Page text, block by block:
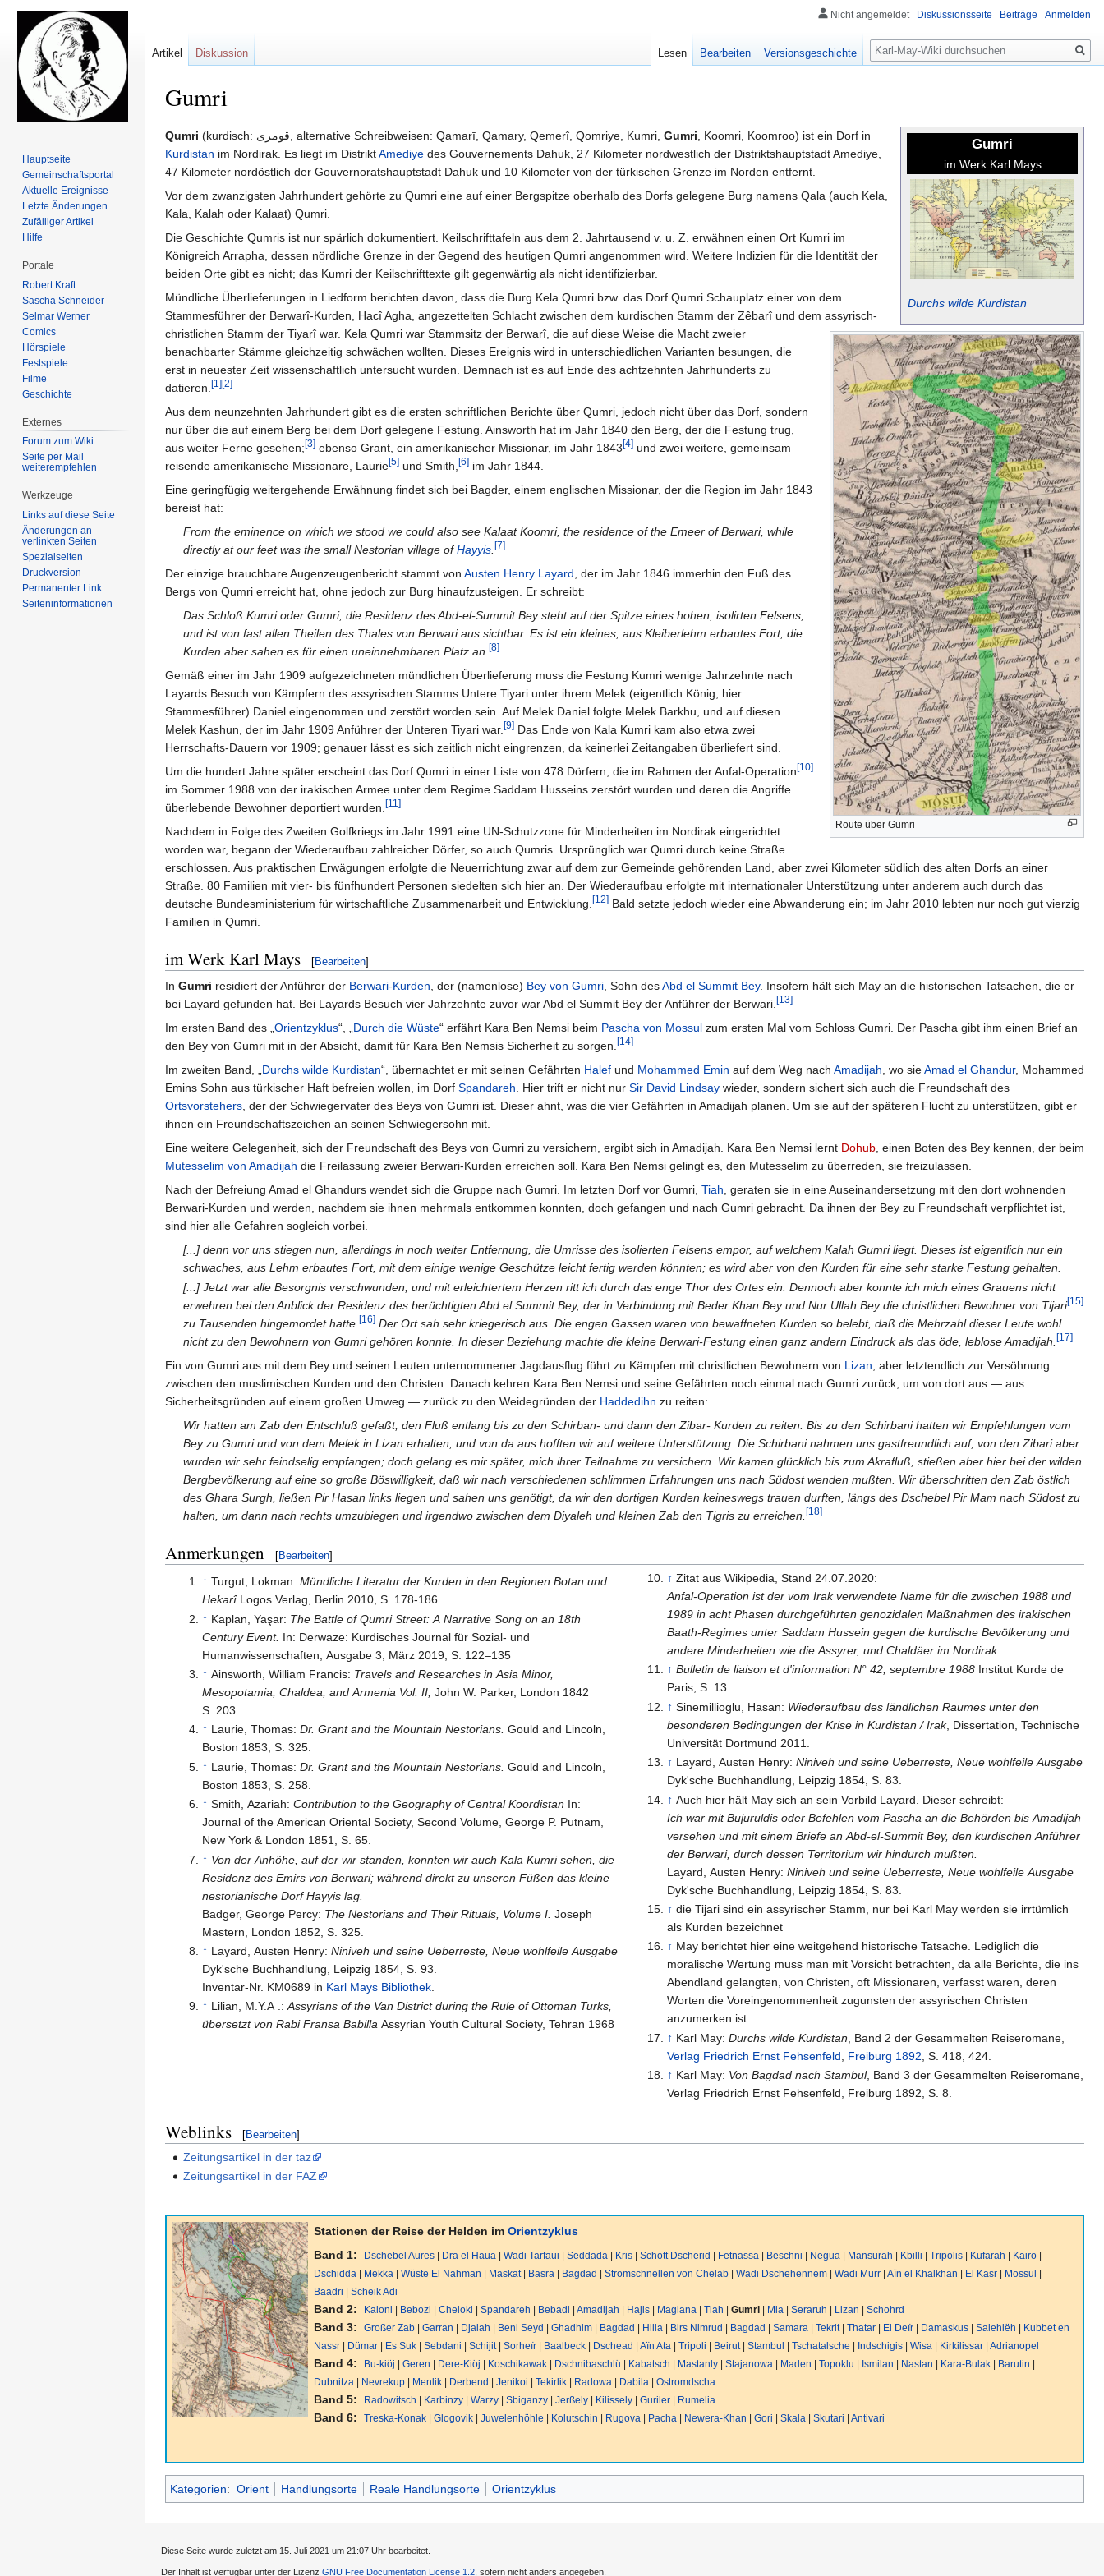
Gumri
Zur
Navigation
springen
Zur
Suche
springen
Gumri
im Werk Karl Mays
Durchs wilde Kurdistan
Route über Gumri
Qumri (kurdisch: قومرى, alternative Schreibweisen: Qamarī, Qamary, Qemerî, Qomriye, Kumri, Gumri, Koomri, Koomroo) ist ein Dorf in
Kurdistan im Nordirak. Es liegt im DistriktAmediye des Gouvernements Dahuk, 27 Kilometer nordwestlich der Distriktshauptstadt Amediye,
47 Kilometer nordöstlich der Gouvernoratshauptstadt Dahuk und 10 Kilometer von der türkischen Grenze im Norden entfernt.
Vor dem zwanzigsten Jahrhundert gehörte zu Qumri eine auf einer Bergspitze oberhalb des Dorfs gelegene Burg namens Qala (auch Kela,
Kala, Kalah oder Kalaat) Qumri.
Die Geschichte Qumris ist nur spärlich dokumentiert. Keilschrifttafeln aus dem 2. Jahrtausend v. u. Z. erwähnen einen Ort Kumri im
Königreich Arrapha, dessen nördliche Grenze in der Gegend des heutigen Qumri angenommen wird. Weitere Indizien für die Identität der
beiden Orte gibt es nicht; das Kumri der Keilschrifttexte gilt gegenwärtig als nicht identifizierbar.
Mündliche Überlieferungen in Liedform berichten davon, dass die Burg Kela Qumri bzw. das Dorf Qumri Schauplatz einer von dem
Stammesführer der Berwarî-Kurden, Hacî Agha, angezettelten Schlacht zwischen dem kurdischen Stamm der Zêbarî und dem assyrisch-
christlichen Stamm der Tiyarî war. Kela Qumri war Stammsitz der Berwarî, die auf diese Weise die Macht zweier
benachbarter Stämme gleichzeitig schwächen wollten. Dieses Ereignis wird in unterschiedlichen Varianten besungen, die
erst in neuester Zeit wissenschaftlich untersucht wurden. Demnach ist es auf Ende des achtzehnten Jahrhunderts zu
datieren.[1][2]
Aus dem neunzehnten Jahrhundert gibt es die ersten schriftlichen Berichte über Qumri, jedoch nicht über das Dorf, sondern
nur über die auf einem Berg bei dem Dorf gelegene Festung. Ainsworth hat im Jahr 1840 den Berg, der die Festung trug,
aus weiter Ferne gesehen;[3] ebenso Grant, ein amerikanischer Missionar, im Jahr 1843[4] und zwei weitere, gemeinsam
reisende amerikanische Missionare, Laurie[5] und Smith,[6] im Jahr 1844.
Eine geringfügig weitergehende Erwähnung findet sich bei Bagder, einem englischen Missionar, der die Region im Jahr 1843
bereist hat:
From the eminence on which we stood we could also see Kalaat Koomri, the residence of the Emeer of Berwari, while
directly at our feet was the small Nestorian village ofHayyis.[7]
Der einzige brauchbare Augenzeugenbericht stammt von Austen Henry Layard, der im Jahr 1846 immerhin den Fuß des
Bergs von Qumri erreicht hat, ohne jedoch zur Burg hinaufzusteigen. Er schreibt:
Das Schloß Kumri oder Gumri, die Residenz des Abd-el-Summit Bey steht auf der Spitze eines hohen, isolirten Felsens,
und ist von fast allen Theilen des Thales von Berwari aus sichtbar. Es ist ein kleines, aus Kleiberlehm erbautes Fort, die
Kurden aber sahen es für einen uneinnehmbaren Platz an.[8]
Gemäß einer im Jahr 1909 aufgezeichneten mündlichen Überlieferung muss die Festung Kumri wenige Jahrzehnte nach
Layards Besuch von Kämpfern des assyrischen Stamms Untere Tiyari unter ihrem Melek (eigentlich König, hier:
Stammesführer) Daniel eingenommen und zerstört worden sein. Auf Melek Daniel folgte Melek Barkhu, und auf diesen
Melek Kashun, der im Jahr 1909 Anführer der Unteren Tiyari war.[9] Das Ende von Kala Kumri kam also etwa zwei
Herrschafts-Dauern vor 1909; genauer lässt es sich zeitlich nicht eingrenzen, da keinerlei Zeitangaben überliefert sind.
Um die hundert Jahre später erscheint das Dorf Qumri in einer Liste von 478 Dörfern, die im Rahmen der Anfal-Operation[10]
im Sommer 1988 von der irakischen Armee unter dem Regime Saddam Husseins zerstört wurden und deren die Angriffe
überlebende Bewohner deportiert wurden.[11]
Nachdem in Folge des Zweiten Golfkriegs im Jahr 1991 eine UN-Schutzzone für Minderheiten im Nordirak eingerichtet
worden war, begann der Wiederaufbau zahlreicher Dörfer, so auch Qumris. Ursprünglich war Qumri durch keine Straße
erschlossen. Aus praktischen Erwägungen erfolgte die Neuerrichtung zwar auf dem zur Gemeinde gehörenden Land, aber zwei Kilometer südlich des alten Dorfs an einer
Straße. 80 Familien mit vier- bis fünfhundert Personen siedelten sich hier an. Der Wiederaufbau erfolgte mit internationaler Unterstützung unter anderem auch durch das
deutsche Bundesministerium für wirtschaftliche Zusammenarbeit und Entwicklung.[12] Bald setzte jedoch wieder eine Abwanderung ein; im Jahr 2010 lebten nur noch gut vierzig
Familien in Qumri.
im Werk Karl Mays [Bearbeiten]
In Gumri residiert der Anführer der Berwari-Kurden, der (namenlose) Bey von Gumri, Sohn desAbd el Summit Bey. Insofern hält sich May an die historischen Tatsachen, die er
bei Layard gefunden hat. Bei Layards Besuch vier Jahrzehnte zuvor war Abd el Summit Bey der Anführer der Berwari.[13]
Im ersten Band des „Orientzyklus“, „Durch die Wüste“ erfährt Kara Ben Nemsi beim Pascha von Mossul zum ersten Mal vom Schloss Gumri. Der Pascha gibt ihm einen Brief an
den Bey von Gumri mit in der Absicht, damit für Kara Ben Nemsis Sicherheit zu sorgen.[14]
Im zweiten Band, „Durchs wilde Kurdistan“, übernachtet er mit seinen Gefährten Halef und Mohammed Emin auf dem Weg nach Amadijah, wo sieAmad el Ghandur, Mohammed
Emins Sohn aus türkischer Haft befreien wollen, im Dorf Spandareh. Hier trift er nicht nur Sir David Lindsay wieder, sondern sichert sich auch die Freundschaft des
Ortsvorstehers, der der Schwiegervater des Beys von Gumri ist. Dieser ahnt, was die vier Gefährten in Amadijah planen. Um sie auf der späteren Flucht zu unterstützen, gibt er
ihnen ein Freundschaftszeichen an seinen Schwiegersohn mit.
Eine weitere Gelegenheit, sich der Freundschaft des Beys von Gumri zu versichern, ergibt sich in Amadijah. Kara Ben Nemsi lernt Dohub, einen Boten des Bey kennen, der beim
Mutesselim von Amadijah die Freilassung zweier Berwari-Kurden erreichen soll. Kara Ben Nemsi gelingt es, den Mutesselim zu überreden, sie freizulassen.
Nach der Befreiung Amad el Ghandurs wendet sich die Gruppe nach Gumri. Im letzten Dorf vor Gumri, Tiah, geraten sie in eine Auseinandersetzung mit den dort wohnenden
Berwari-Kurden und werden, nachdem sie ihnen mehrmals entkommen konnten, doch gefangen und nach Gumri gebracht. Da ihnen der Bey zu Freundschaft verpflichtet ist,
sind hier alle Gefahren sogleich vorbei.
[...] denn vor uns stiegen nun, allerdings in noch weiter Entfernung, die Umrisse des isolierten Felsens empor, auf welchem Kalah Gumri liegt. Dieses ist eigentlich nur ein
schwaches, aus Lehm erbautes Fort, mit dem einige wenige Geschütze leicht fertig werden könnten; es wird aber von den Kurden für eine sehr starke Festung gehalten.
[...] Jetzt war alle Besorgnis verschwunden, und mit erleichtertem Herzen ritt ich durch das enge Thor des Ortes ein. Dennoch aber konnte ich mich eines Grauens nicht
erwehren bei den Anblick der Residenz des berüchtigten Abd el Summit Bey, der in Verbindung mit Beder Khan Bey und Nur Ullah Bey die christlichen Bewohner von Tijari[15]
zu Tausenden hingemordet hatte.[16] Der Ort sah sehr kriegerisch aus. Die engen Gassen waren von bewaffneten Kurden so belebt, daß die Mehrzahl dieser Leute wohl
nicht zu den Bewohnern von Gumri gehören konnte. In dieser Beziehung machte die kleine Berwari-Festung einen ganz andern Eindruck als das öde, leblose Amadijah.[17]
Ein von Gumri aus mit dem Bey und seinen Leuten unternommener Jagdausflug führt zu Kämpfen mit christlichen Bewohnern von Lizan , aber letztendlich zur Versöhnung
zwischen den muslimischen Kurden und den Christen. Danach kehren Kara Ben Nemsi und seine Gefährten noch einmal nach Gumri zurück, um von dort aus — aus
Sicherheitsgründen auf einem großen Umweg — zurück zu den Weidegründen der Haddedihn zu reiten:
Wir hatten am Zab den Entschluß gefaßt, den Fluß entlang bis zu den Schirban- und dann den Zibar- Kurden zu reiten. Bis zu den Schirbani hatten wir Empfehlungen vom
Bey zu Gumri und von dem Melek in Lizan erhalten, und von da aus hofften wir auf weitere Unterstützung. Die Schirbani nahmen uns gastfreundlich auf, von den Zibari aber
wurden wir sehr feindselig empfangen; doch gelang es mir später, mich ihrer Teilnahme zu versichern. Wir kamen glücklich bis zum Akrafluß, stießen aber hier bei der wilden
Bergbevölkerung auf eine so große Böswilligkeit, daß wir nach verschiedenen schlimmen Erfahrungen uns nach Südost wenden mußten. Wir überschritten den Zab östlich
des Ghara Surgh, ließen Pir Hasan links liegen und sahen uns genötigt, da wir den dortigen Kurden keineswegs trauen durften, längs des Dschebel Pir Mam nach Südost zu
halten, um dann nach rechts umzubiegen und irgendwo zwischen dem Diyaleh und kleinen Zab den Tigris zu erreichen.[18]
Anmerkungen [Bearbeiten]
↑ Turgut, Lokman: Mündliche Literatur der Kurden in den Regionen Botan und
HekarîLogos Verlag, Berlin 2010, S. 178-186
↑ Kaplan, Yaşar: The Battle of Qumri Street: A Narrative Song on an 18th
Century Event. In: Derwaze: Kurdisches Journal für Sozial- und
Humanwissenschaften, Ausgabe 3, März 2019, S. 122–135
↑ Ainsworth, William Francis: Travels and Researches in Asia Minor,
Mesopotamia, Chaldea, and Armenia Vol. II, John W. Parker, London 1842
S. 203.
↑ Laurie, Thomas: Dr. Grant and the Mountain Nestorians. Gould and Lincoln,
Boston 1853, S. 325.
↑ Laurie, Thomas: Dr. Grant and the Mountain Nestorians. Gould and Lincoln,
Boston 1853, S. 258.
↑ Smith, Azariah: Contribution to the Geography of Central Koordistan In:
Journal of the American Oriental Society, Second Volume, George P. Putnam,
New York & London 1851, S. 65.
↑ Von der Anhöhe, auf der wir standen, konnten wir auch Kala Kumri sehen, die
Residenz des Emirs von Berwari; während direkt zu unseren Füßen das kleine
nestorianische Dorf Hayyis lag.
Badger, George Percy: The Nestorians and Their Rituals, Volume I. Joseph
Mastern, London 1852, S. 325.
↑ Layard, Austen Henry: Niniveh und seine Ueberreste, Neue wohlfeile Ausgabe
Dyk'sche Buchhandlung, Leipzig 1854, S. 93.
Inventar-Nr. KM0689 in Karl Mays Bibliothek.
↑ Lilian, M.Y.A .:Assyrians of the Van District during the Rule of Ottoman Turks,
übersetzt von Rabi Fransa BabillaAssyrian Youth Cultural Society, Tehran 1968
↑ Zitat aus Wikipedia, Stand 24.07.2020:
Anfal-Operation ist der vom Irak verwendete Name für die zwischen 1988 und
1989 in acht Phasen durchgeführten genozidalen Maßnahmen des irakischen
Baath-Regimes unter Saddam Hussein gegen die kurdische Bevölkerung und
andere Minderheiten wie die Assyrer, und Chaldäer im Nordirak.
↑ Bulletin de liaison et d'information N° 42, septembre 1988 Institut Kurde de
Paris, S. 13
↑ Sinemillioglu, Hasan: Wiederaufbau des ländlichen Raumes unter den
besonderen Bedingungen der Krise in Kurdistan / Irak, Dissertation, Technische
Universität Dortmund 2011.
↑ Layard, Austen Henry:Niniveh und seine Ueberreste, Neue wohlfeile Ausgabe
Dyk'sche Buchhandlung, Leipzig 1854, S. 83.
↑ Auch hier hält May sich an sein Vorbild Layard. Dieser schreibt:
Ich war mit Bujuruldis oder Befehlen vom Pascha an die Behörden bis Amadijah
versehen und mit einem Briefe an Abd-el-Summit Bey, den kurdischen Anführer
der Berwari, durch dessen Territorium wir hindurch mußten.
Layard, Austen Henry:Niniveh und seine Ueberreste, Neue wohlfeile Ausgabe
Dyk'sche Buchhandlung, Leipzig 1854, S. 83.
↑ die Tijari sind ein assyrischer Stamm, nur bei Karl May werden sie irrtümlich
als Kurden bezeichnet
↑ May berichtet hier eine weitgehend historische Tatsache. Lediglich die
moralische Wertung muss man mit Vorsicht betrachten, da alle Berichte, die ins
Abendland gelangten, von Christen, oft Missionaren, verfasst waren, deren
Worten die Voreingenommenheit zugunsten der assyrischen Christen
anzumerken ist.
↑ Karl May:Durchs wilde Kurdistan , Band 2 der Gesammelten Reiseromane,
Verlag Friedrich Ernst Fehsenfeld
Freiburg 1892 , S. 418, 424.
↑ Karl May: Von Bagdad nach Stambul, Band 3 der Gesammelten Reiseromane,
Verlag Friedrich Ernst Fehsenfeld, Freiburg 1892, S. 8.
Weblinks [Bearbeiten]
Zeitungsartikel in der taz
Zeitungsartikel in der FAZ
Stationen der Reise der Helden im Orientzyklus
Band 1:
Dschebel Aures Dra el Haua Wadi Tarfaui Seddada Kris Schott Dscherid Fetnassa Beschni Negua Mansurah Kbilli Tripolis Kufarah Kairo
Dschidda
Mekka Wüste El Nahman Maskat| Basra Bagdad Stromschnellen von Chelab Wadi Dschehennem Wadi Murr Aïn el Khalkhan El Kasr Mossul
Baadri
Scheik Adi
Band 2: Kaloni Bebozi Cheloki Spandareh Bebadi Amadijah Hajis Maglana Tiah Gumri Mia Seraruh Lizan Schohrd
Band 3: Großer Zab Garran Djalah Beni Seyd Ghadhim Bagdad Hilla Birs Nimrud Bagdad Samara Tekrit| Thatar El Deïr Damaskus Salehiëh
Kubbet en
Nassr
Dümar Es Suk Sebdani Schijit| Sorheïr Baalbeck Dschead Aïn Ata Tripoli Beirut| Stambul Tschatalsche Indschigis Wisa Kirkilissar Adrianopel
Band 4: Bu-kiöj Geren Dere-Kiöj Koschikawak Dschnibaschlü Kabatsch Mastanly Stajanowa Maden Topoklu Ismilan Nastan Kara-Bulak Barutin
Dubnitza
Nevrekup Menlik Derbend Jenikoi Tekirlik Radowa Dabila Ostromdscha
Band 5: Radowitsch Karbinzy Warzy Sbiganzy Jerßely Kilissely Guriler Rumelia
Band 6: Treska-Konak Glogovik Juwelenhöhle Kolutschin Rugova Pacha Newera-Khan Gori Skala Skutari Antivari
Kategorien: Orient Handlungsorte Reale Handlungsorte Orientzyklus
Nicht angemeldet Diskussionsseite Beiträge Anmelden
Artikel Diskussion Lesen Bearbeiten Versionsgeschichte
Suche
Hauptseite
Gemeinschafts­portal
Aktuelle Ereignisse
Letzte Änderungen
Zufälliger Artikel
Hilfe
Portale
Robert Kraft
Sascha Schneider
Selmar Werner
Comics
Hörspiele
Festspiele
Filme
Geschichte
Externes
Forum zum Wiki
Seite per Mail
weiterempfehlen
Werkzeuge
Links auf diese Seite
Änderungen an
verlinkten Seiten
Spezialseiten
Druckversion
Permanenter Link
Seiten­informationen
Diese Seite wurde zuletzt am 15. Juli 2021 um 21:07 Uhr bearbeitet.
Der Inhalt ist verfügbar unter der Lizenz GNU Free Documentation License 1.2 , sofern nicht anders angegeben.